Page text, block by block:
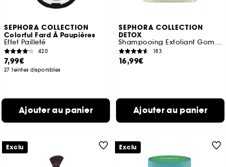
SEPHORA COLLECTION
Colorful Fard À Paupières
Effet Pailleté
420
7,99€
27 teintes disponibles
Ajouter au panier
SEPHORA COLLECTION
DETOX
Shampooing Exfoliant Gommant
183
16,99€
Ajouter au panier
Exclu Exclu